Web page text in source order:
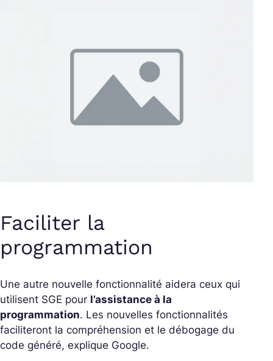
Faciliter la
programmation
Une autre nouvelle fonctionnalité aidera ceux qui
utilisent SGE pour l’assistance à la
programmation. Les nouvelles fonctionnalités
faciliteront la compréhension et le débogage du
code généré, explique Google.